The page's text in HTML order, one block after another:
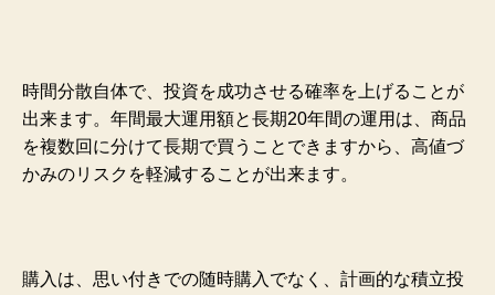
時間分散自体で、投資を成功させる確率を上げることが
出来ます。年間最大運用額と長期20年間の運用は、商品
を複数回に分けて長期で買うことできますから、高値づ
かみのリスクを軽減することが出来ます。
購入は、思い付きでの随時購入でなく、計画的な積立投